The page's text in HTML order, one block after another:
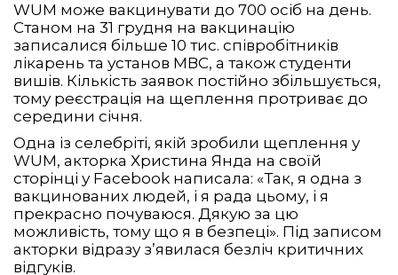
WUM може вакцинувати до 700 осіб на день.
Станом на 31 грудня на вакцинацію
записалися більше 10 тис. співробітників
лікарень та установ МВС, а також студенти
вишів. Кількість заявок постійно збільшується,
тому реєстрація на щеплення протриває до
середини січня.
Одна із селебріті, якій зробили щеплення у
WUM, акторка Христина Янда на своїй
сторінці у Facebook написала: «Так, я одна з
вакцинованих людей, і я рада цьому, і я
прекрасно почуваюся. Дякую за цю
можливість, тому що я в безпеці». Під записом
акторки відразу з’явилася безліч критичних
відгуків.